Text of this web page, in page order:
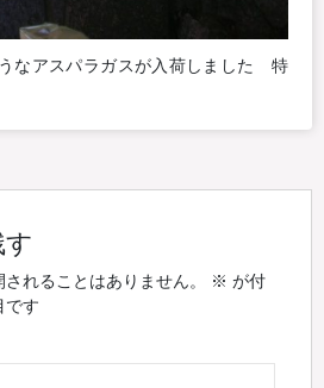
なアスパラガスが入荷しました 特
れることはありません。 ※ が付
です